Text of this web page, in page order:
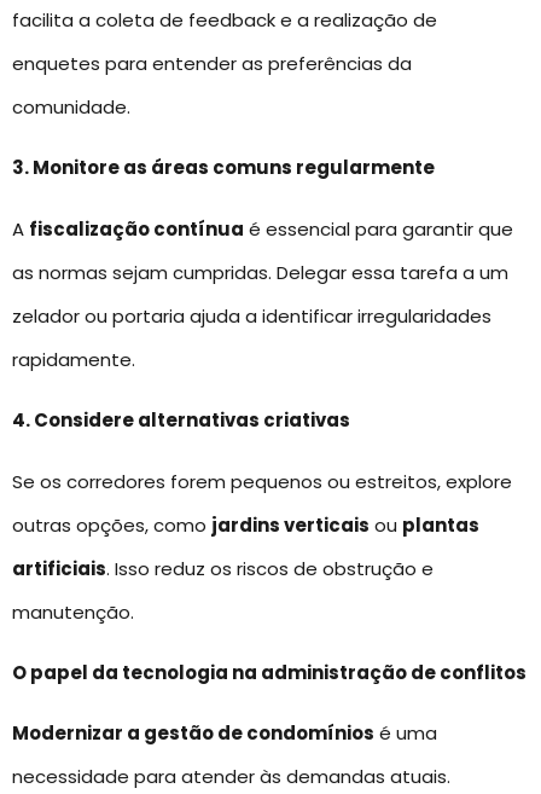
facilita a coleta de feedback e a realização de
enquetes para entender as preferências da
comunidade.
3. Monitore as áreas comuns regularmente
A fiscalização contínua é essencial para garantir que
as normas sejam cumpridas. Delegar essa tarefa a um
zelador ou portaria ajuda a identificar irregularidades
rapidamente.
4. Considere alternativas criativas
Se os corredores forem pequenos ou estreitos, explore
outras opções, como jardins verticais ou plantas
artificiais. Isso reduz os riscos de obstrução e
manutenção.
O papel da tecnologia na administração de conflitos
Modernizar a gestão de condomínios é uma
necessidade para atender às demandas atuais.